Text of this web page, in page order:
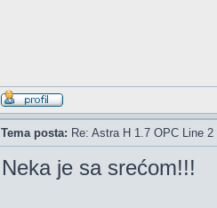
Tema posta: Re: Astra H 1.7 OPC Line 2
Neka je sa srećom!!!